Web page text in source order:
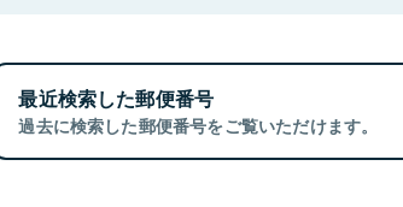
最近検索した郵便番号
過去に検索した郵便番号をご覧いただけます。